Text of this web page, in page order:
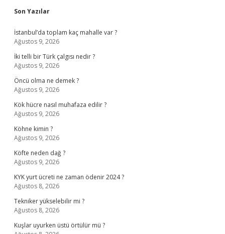
Sidebar
Son Yazılar
İstanbul’da toplam kaç mahalle var ?
Ağustos 9, 2026
İki telli bir Türk çalgısı nedir ?
Ağustos 9, 2026
Öncü olma ne demek ?
Ağustos 9, 2026
Kök hücre nasıl muhafaza edilir ?
Ağustos 9, 2026
Köhne kimin ?
Ağustos 9, 2026
Köfte neden dağ ?
Ağustos 9, 2026
KYK yurt ücreti ne zaman ödenir 2024 ?
Ağustos 8, 2026
Tekniker yükselebilir mi ?
Ağustos 8, 2026
Kuşlar uyurken üstü örtülür mü ?